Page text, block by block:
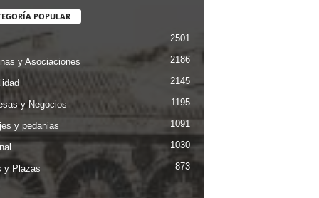
POPULAR
2501
y Asociaciones 2186
2145
y Negocios 1195
y pedanias 1091
1030
y Plazas 873